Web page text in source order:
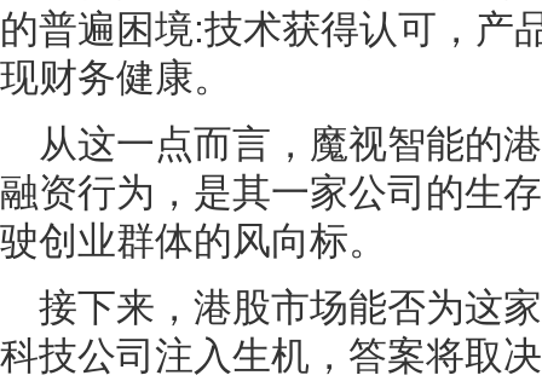
的普遍困境:技术获得认可，产
现财务健康。
从这一点而言，魔视智能的
融资行为，是其一家公司的生
驶创业群体的风向标。
接下来，港股市场能否为这
科技公司注入生机，答案将取